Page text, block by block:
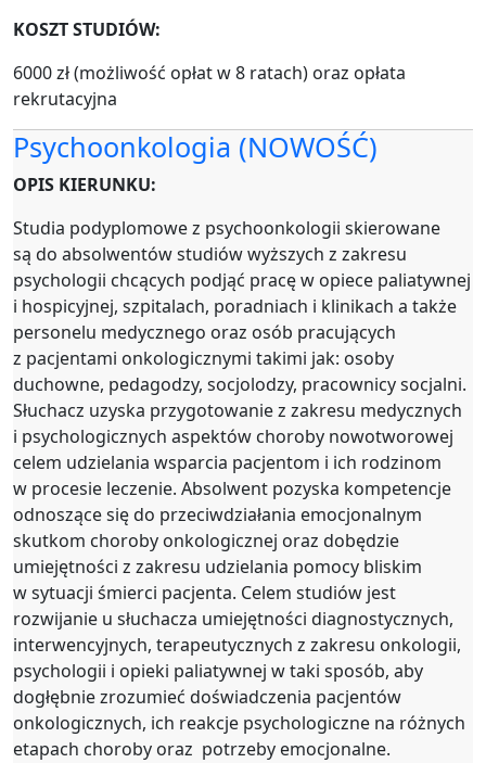
KOSZT STUDIÓW:
6000 zł (możliwość opłat w 8 ratach) oraz opłata
rekrutacyjna
Psychoonkologia (NOWOŚĆ)
OPIS KIERUNKU:
Studia podyplomowe z psychoonkologii skierowane
są do absolwentów studiów wyższych z zakresu
psychologii chcących podjąć pracę w opiece paliatywnej
i hospicyjnej, szpitalach, poradniach i klinikach a także
personelu medycznego oraz osób pracujących
z pacjentami onkologicznymi takimi jak: osoby
duchowne, pedagodzy, socjolodzy, pracownicy socjalni.
Słuchacz uzyska przygotowanie z zakresu medycznych
i psychologicznych aspektów choroby nowotworowej
celem udzielania wsparcia pacjentom i ich rodzinom
w procesie leczenie. Absolwent pozyska kompetencje
odnoszące się do przeciwdziałania emocjonalnym
skutkom choroby onkologicznej oraz dobędzie
umiejętności z zakresu udzielania pomocy bliskim
w sytuacji śmierci pacjenta. Celem studiów jest
rozwijanie u słuchacza umiejętności diagnostycznych,
interwencyjnych, terapeutycznych z zakresu onkologii,
psychologii i opieki paliatywnej w taki sposób, aby
dogłębnie zrozumieć doświadczenia pacjentów
onkologicznych, ich reakcje psychologiczne na różnych
etapach choroby oraz potrzeby emocjonalne.